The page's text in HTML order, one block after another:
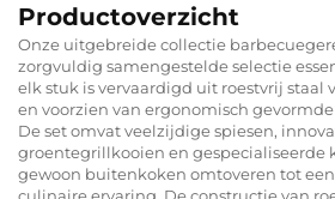
Productoverzicht
Onze uitgebreide collectie
zorgvuldig samengestelde selectie
elk stuk is vervaardigd uit roestvrij
en voorzien van ergonomisch
De set omvat veelzijdige spiesen,
groentegrillkooien en
gewoon buitenkoken omtoveren tot
culinaire ervaring. De constructie van